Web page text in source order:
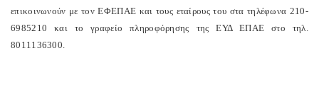
επικοινωνούν με τον ΕΦΕΠΑΕ και τους εταίρους του στα τηλέφωνα 210-
6985210 και το γραφείο πληροφόρησης της ΕΥΔ ΕΠΑΕ στο τηλ.
8011136300.